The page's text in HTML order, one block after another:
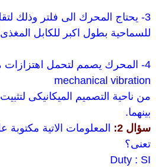
للسماحية بطول اكبر للكابل
4- المحرك يصمم لتحمل اهتزازات
mechanical vibration
من ناحية التصميم الميكانيكى
بينهما.
سؤال 2:
المعلومات الاتية
تعنى؟
Duty : SI